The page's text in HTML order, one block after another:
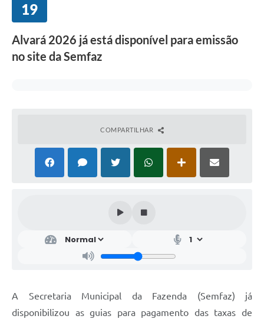
19
Alvará 2026 já está disponível para emissão
no site da Semfaz
COMPARTILHAR
A Secretaria Municipal da Fazenda (Semfaz) já
disponibilizou as guias para pagamento das taxas de